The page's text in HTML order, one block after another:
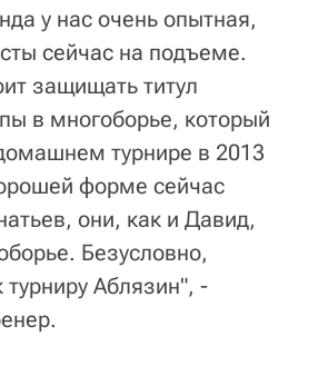
у нас очень опытная,
сейчас на подъеме.
защищать титул
в многоборье, который
турнире в 2013
форме сейчас
они, как и Давид,
Безусловно,
турниру Аблязин", -